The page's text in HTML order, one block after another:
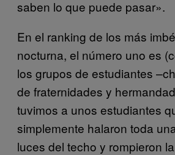
saben lo que puede pasar».
En el ranking de los más
nocturna, el número uno es
los grupos de estudiantes
de fraternidades y
tuvimos a unos estudiantes
simplemente halaron toda
luces del techo y rompieron